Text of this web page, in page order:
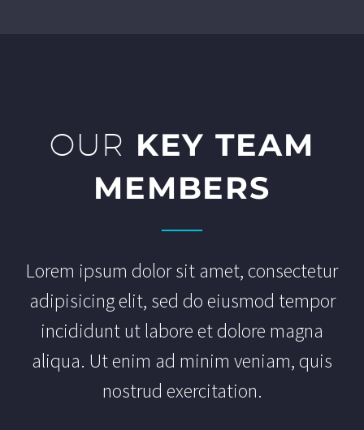
OUR KEY TEAM
MEMBERS
Lorem ipsum dolor sit amet, consectetur
adipisicing elit, sed do eiusmod tempor
incididunt ut labore et dolore magna
aliqua. Ut enim ad minim veniam, quis
nostrud exercitation.